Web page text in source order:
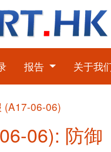
报告 关于我
(A17-06-06)
06): 防